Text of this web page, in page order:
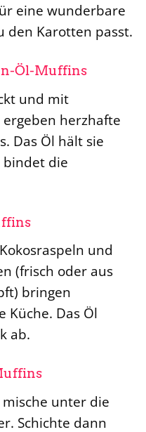
eine wunderbare
den Karotten passt.
Öl-Muffins
und mit
herzhafte
Das Öl hält sie
die
und
(frisch oder aus
bringen
Küche. Das Öl
ab.
unter die
Schichte dann